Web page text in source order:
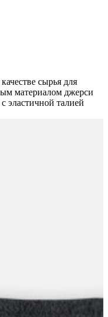
сырья для
материалом джерси
эластичной талией